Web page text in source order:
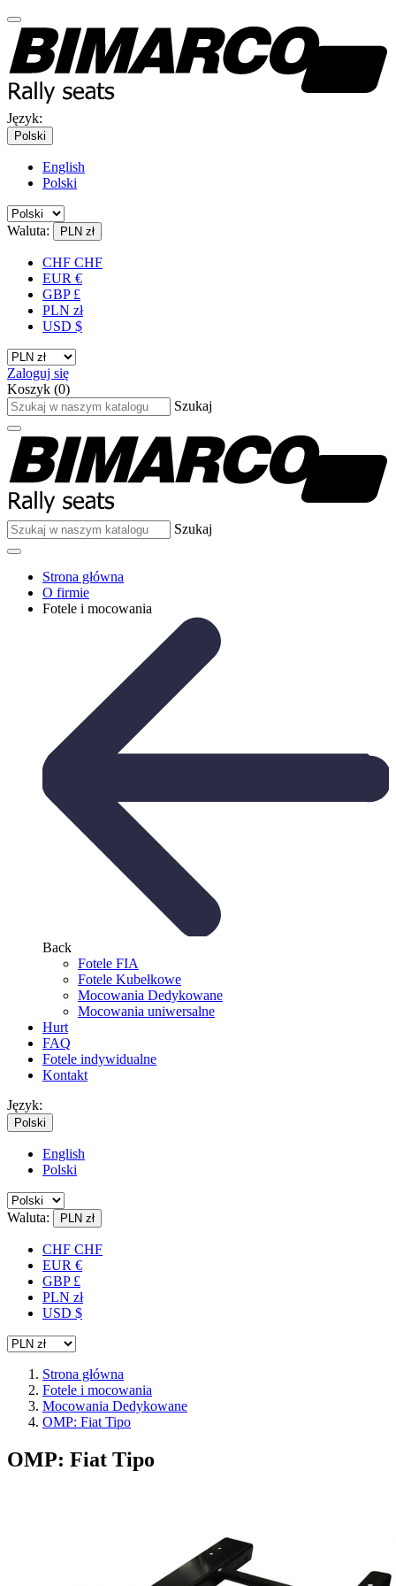
Język:
Polski
English
Polski
Waluta: PLN zł
CHF CHF
EUR €
GBP £
PLN zł
USD $
Zaloguj się
Koszyk (0)
Szukaj
Szukaj
Strona główna
O firmie
Fotele i mocowania
Back
Fotele FIA
Fotele Kubełkowe
Mocowania Dedykowane
Mocowania uniwersalne
Hurt
FAQ
Fotele indywidualne
Kontakt
Język:
Polski
English
Polski
Waluta: PLN zł
CHF CHF
EUR €
GBP £
PLN zł
USD $
Strona główna
Fotele i mocowania
Mocowania Dedykowane
OMP: Fiat Tipo
OMP: Fiat Tipo